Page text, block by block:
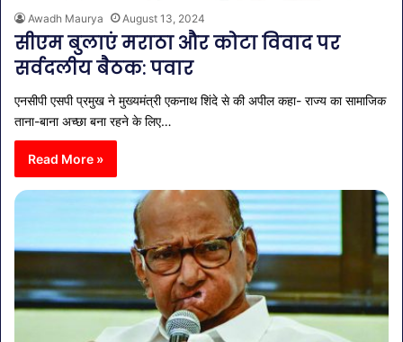
Awadh Maurya August 13, 2024
सीएम बुलाएं मराठा और कोटा विवाद पर
सर्वदलीय बैठक: पवार
एनसीपी एसपी प्रमुख ने मुख्यमंत्री एकनाथ शिंदे से की अपील कहा- राज्य का सामाजिक
ताना-बाना अच्छा बना रहने के लिए…
Read More »